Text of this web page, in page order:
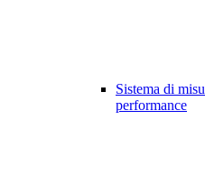
Sistema di
performance